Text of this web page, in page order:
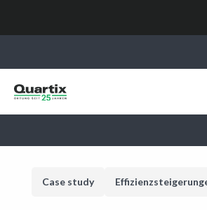
Case study
Erfahrungsberichte